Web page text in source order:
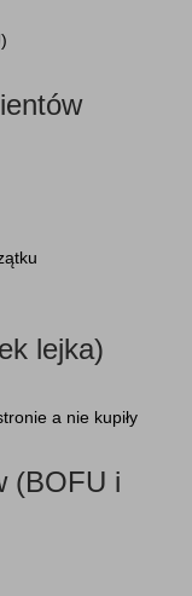
lejka)
a nie kupiły
(BOFU i